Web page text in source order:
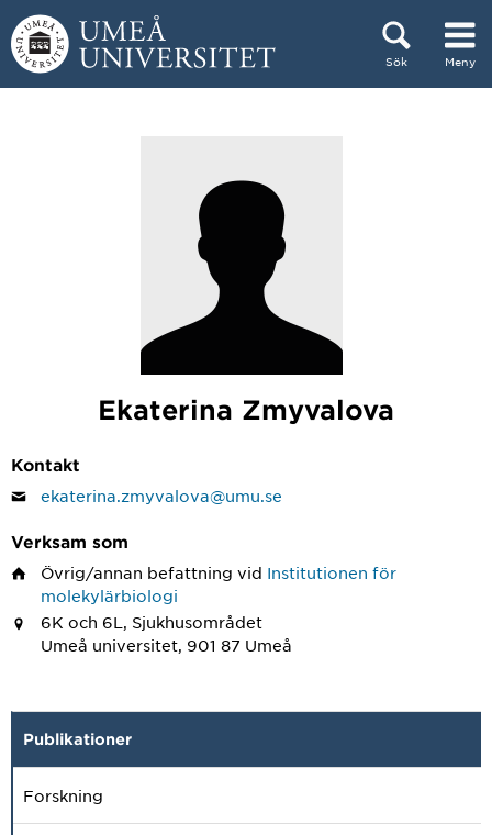
Hoppa direkt till innehållet
Sök Meny
Ekaterina Zmyvalova
Kontakt
ekaterina.zmyvalova@umu.se
Verksam som
Övrig/annan befattning vid Institutionen för
molekylärbiologi
6K och 6L, Sjukhusområdet
Umeå universitet, 901 87 Umeå
Publikationer
Forskning